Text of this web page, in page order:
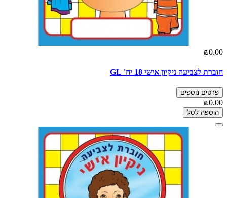
₪0.00
חוברת לצביעה ניקיון אישי 18 יח' GL
פרטים נוספים
₪0.00
הוספה לסל